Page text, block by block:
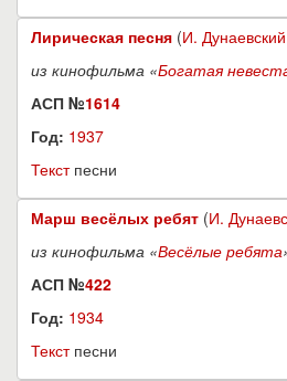
Лирическая песня (И. Дунаевский
из кинофильма «Богатая
АСП №1614
Год: 1937
Текстпесни
Марш весёлых ребят (И.
из кинофильма «Весёлые ребята
АСП №422
Год: 1934
Текстпесни